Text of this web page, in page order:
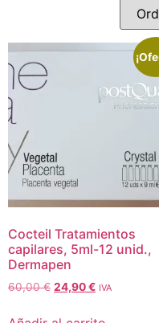
Cocteil Tratamientos
capilares, 5ml-12 unid.,
Dermapen
60,00€ 24,90€ IVA